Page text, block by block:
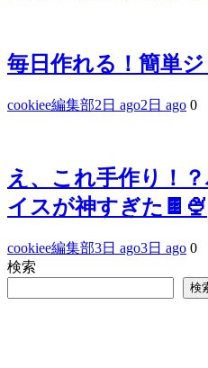
毎日作れる！簡単
cookiee編集部2日 ago2日 ago 0
え、これ手作り！
イスが神すぎた🍫🍨
cookiee編集部3日 ago3日 ago 0
検索
検